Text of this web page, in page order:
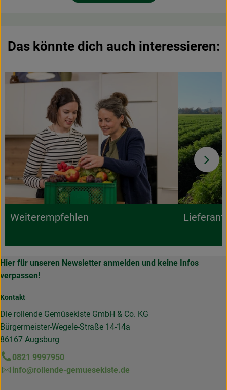
Das könnte dich auch interessieren:
Weiterempfehlen
Hier für unseren Newsletter anmelden und keine Infos
verpassen!
Kontakt
Die rollende Gemüsekiste GmbH & Co. KG
Bürgermeister-Wegele-Straße 14-14a
86167 Augsburg
0821 9997950
info@rollende-gemuesekiste.de